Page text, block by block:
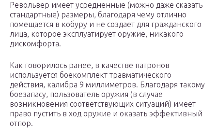
Револьвер имеет усредненные (можно даже сказать
стандартные) размеры, благодаря чему отлично
помещается в кобуру и не создает для гражданского
лица, которое эксплуатирует оружие, никакого
дискомфорта.
Как говорилось ранее, в качестве патронов
используется боекомплект травматического
действия, калибра 9 миллиметров. Благодаря такому
боезапасу, пользователь оружия (в случае
возникновения соответствующих ситуаций) имеет
право пустить в ход оружие и оказать эффективный
отпор.